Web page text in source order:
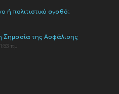
ή πολιτιστικό αγαθό;
Σημασία της Ασφάλισης
πμ